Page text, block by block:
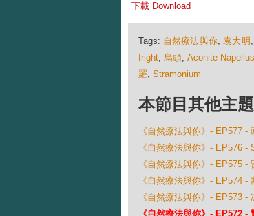
下載 Download
Tags: 自然療法與你,袁大明 ,
fright, 烏頭,Aconite-Napellus
羅, Stramonium
本節目其他主
《自然療法與你》- EP577 -
《自然療法與你》- EP576
《自然療法與你》- EP575 -
《自然療法與你》- EP574
《自然療法與你》- EP573 -
《自然療法與你》- EP572 -